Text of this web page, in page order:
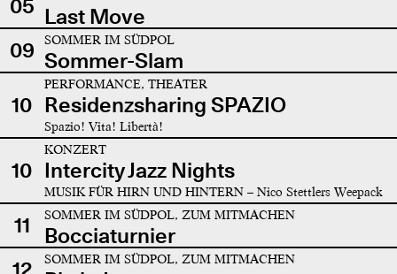
05 Last Move
09
SOMMER IM SÜDPOL
Sommer-Slam
10
PERFORMANCE, THEATER
Residenzsharing SPAZIO
Spazio! Vita! Libertà!
10
KONZERT
Intercity Jazz Nights
MUSIK FÜR HIRN UND HINTERN – Nico Stettlers Weepack
11 SOMMER IM SÜDPOL, ZUM MITMACHEN
Bocciaturnier
12
SOMMER IM SÜDPOL, ZUM MITMACHEN